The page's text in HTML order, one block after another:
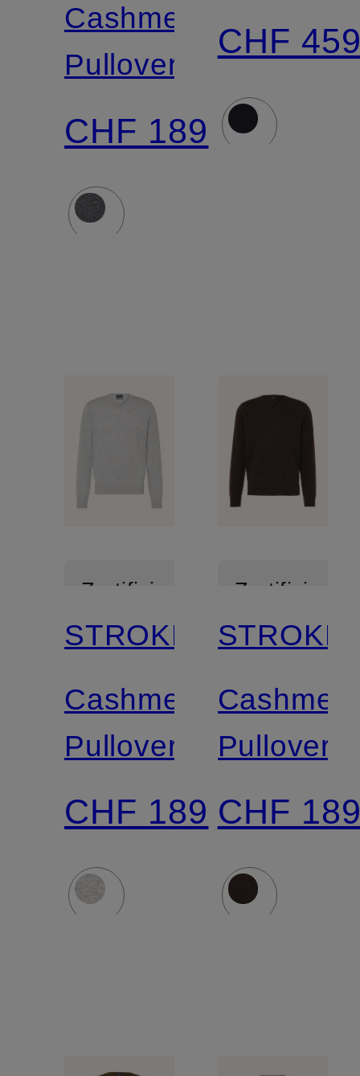
Cashmere-
Pullover
CHF 189
CHF
Zertifiziert
STROKESMAN'S
Cashmere-
Pullover
CHF 189
Zertifiziert
Pullover
CHF